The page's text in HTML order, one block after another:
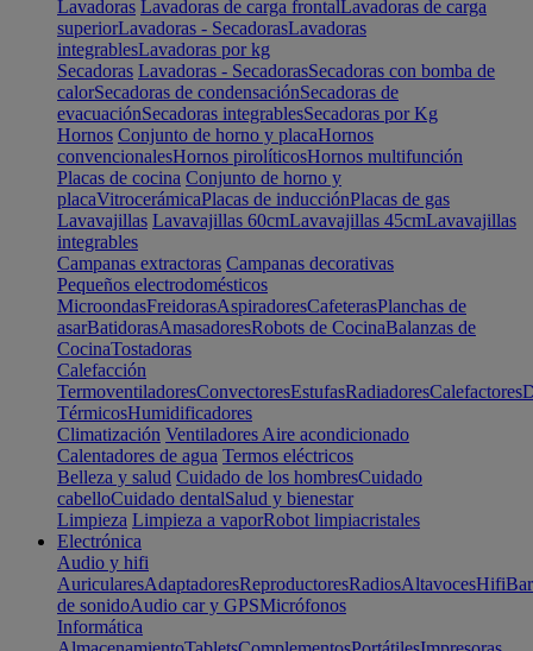
Lavadoras Lavadoras de carga frontalLavadoras de carga
superiorLavadoras - SecadorasLavadoras
integrablesLavadoras por kg
Secadoras Lavadoras - SecadorasSecadoras con bomba de
calorSecadoras de condensaciónSecadoras de
evacuaciónSecadoras integrablesSecadoras por Kg
Hornos Conjunto de horno y placaHornos
convencionalesHornos pirolíticosHornos multifunción
Placas de cocina Conjunto de horno y
placaVitrocerámicaPlacas de inducciónPlacas de gas
Lavavajillas Lavavajillas 60cmLavavajillas 45cmLavavajillas
integrables
Campanas extractoras Campanas decorativas
Pequeños electrodomésticos
MicroondasFreidorasAspiradoresCafeterasPlanchas de
asarBatidorasAmasadoresRobots de CocinaBalanzas de
CocinaTostadoras
Calefacción
TermoventiladoresConvectoresEstufasRadiadoresCalefactores
TérmicosHumidificadores
Climatización Ventiladores Aire acondicionado
Calentadores de agua Termos eléctricos
Belleza y salud Cuidado de los hombresCuidado
cabelloCuidado dentalSalud y bienestar
Limpieza Limpieza a vaporRobot limpiacristales
Electrónica
Audio y hifi
AuricularesAdaptadoresReproductoresRadiosAltavocesHifi
de sonidoAudio car y GPSMicrófonos
Informática